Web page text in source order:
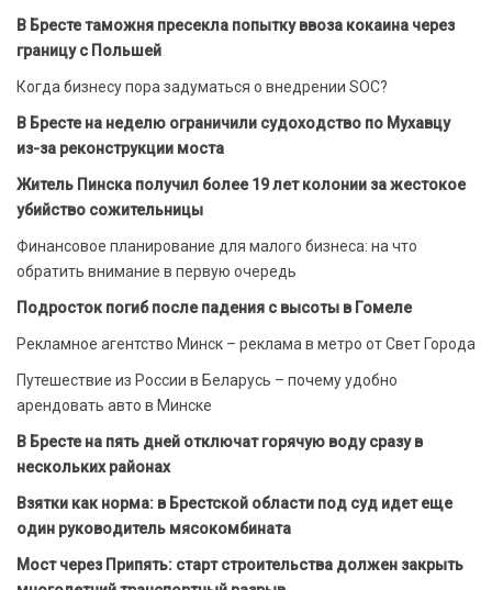
В Бресте таможня пресекла попытку ввоза кокаина через
границу с Польшей
Когда бизнесу пора задуматься о внедрении SOC?
В Бресте на неделю ограничили судоходство по Мухавцу
из-за реконструкции моста
Житель Пинска получил более 19 лет колонии за жестокое
убийство сожительницы
Финансовое планирование для малого бизнеса: на что
обратить внимание в первую очередь
Подросток погиб после падения с высоты в Гомеле
Рекламное агентство Минск – реклама в метро от Свет Города
Путешествие из России в Беларусь – почему удобно
арендовать авто в Минске
В Бресте на пять дней отключат горячую воду сразу в
нескольких районах
Взятки как норма: в Брестской области под суд идет еще
один руководитель мясокомбината
Мост через Припять: старт строительства должен закрыть